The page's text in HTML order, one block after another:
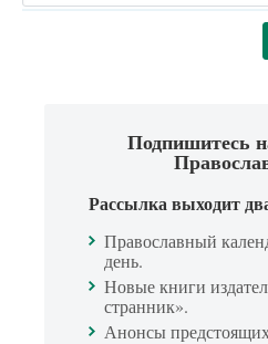
Подпишитесь
Рассылка выходит
Православный
день.
Новые книги
странник».
Анонсы